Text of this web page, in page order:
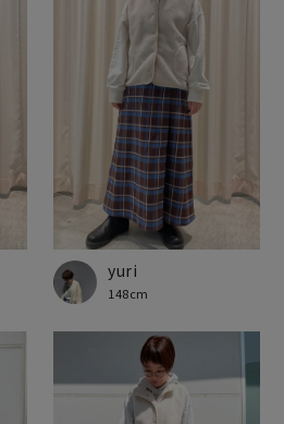
yuri
148cm